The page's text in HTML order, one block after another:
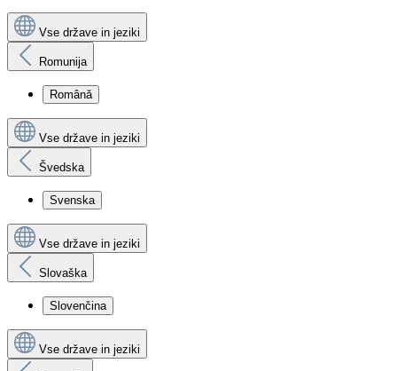
Vse države in jeziki
Romunija
Română
Vse države in jeziki
Švedska
Svenska
Vse države in jeziki
Slovaška
Slovenčina
Vse države in jeziki